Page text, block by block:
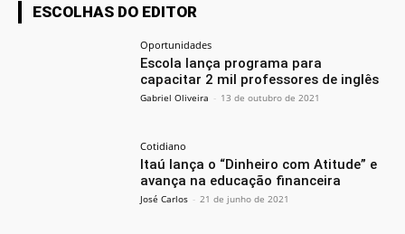
ESCOLHAS DO EDITOR
Oportunidades
Escola lança programa para
capacitar 2 mil professores de inglês
Gabriel Oliveira - 13 de outubro de 2021
Cotidiano
Itaú lança o “Dinheiro com Atitude” e
avança na educação financeira
José Carlos - 21 de junho de 2021